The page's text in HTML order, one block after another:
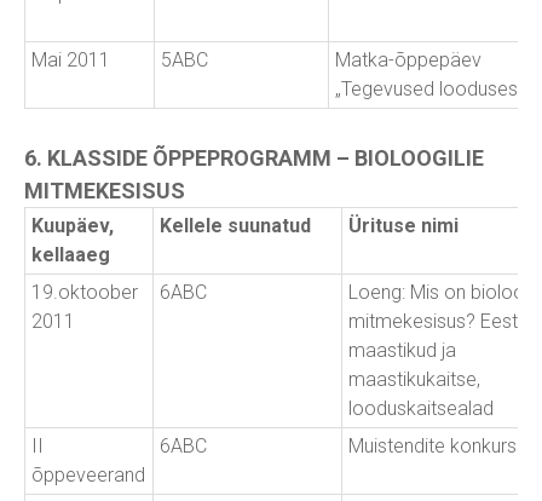
Mai 2011 5ABC
Matka-õppepäev
„Tegevused looduses“
6. KLASSIDE ÕPPEPROGRAMM – BIOLOOGILIE
MITMEKESISUS
Kuupäev,
kellaaeg
Kellele suunatud Ürituse nimi
19.oktoober
2011
6ABC
Loeng: Mis on
mitmekesisus? Eesti
maastikud ja
maastikukaitse,
looduskaitsealad
II
õppeveerand
6ABC Muistendite konkurss